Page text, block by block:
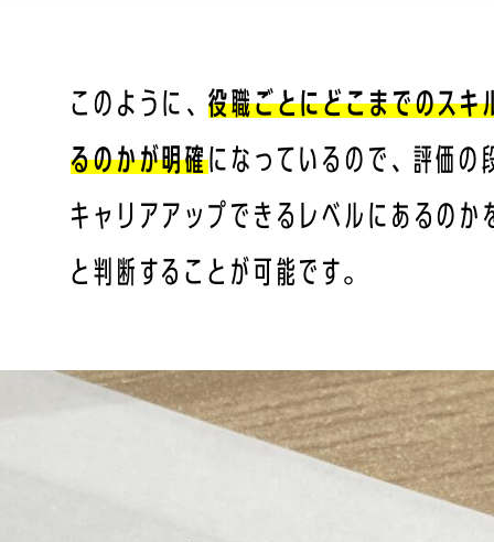
このように、役職ごとにどこまでのスキ
るのかが明確になっているので、評価の
キャリアアップできるレベルにあるのか
と判断することが可能です。